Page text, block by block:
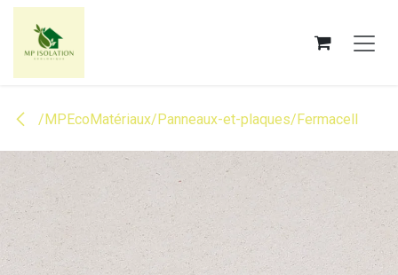
Se rendre au contenu
/MPEcoMatériaux/Panneaux-et-plaques/Fermacell